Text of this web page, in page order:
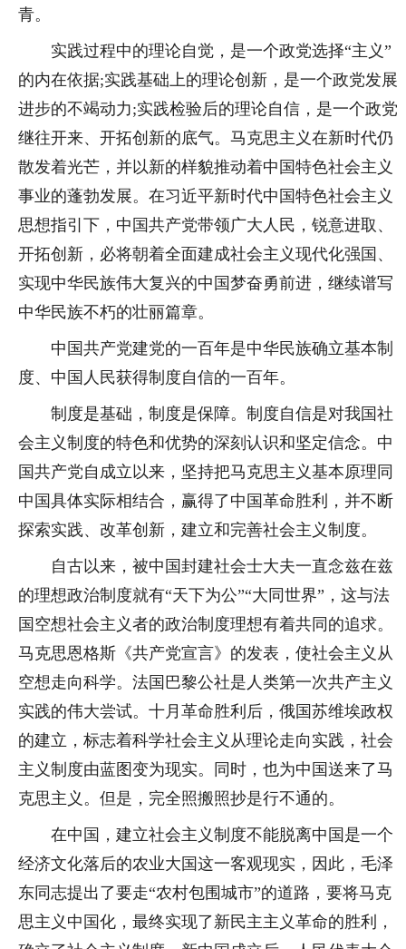
青。
实践过程中的理论自觉，是一个政党选择“主义”
的内在依据;实践基础上的理论创新，是一个政党发展
进步的不竭动力;实践检验后的理论自信，是一个政党
继往开来、开拓创新的底气。马克思主义在新时代仍
散发着光芒，并以新的样貌推动着中国特色社会主义
事业的蓬勃发展。在习近平新时代中国特色社会主义
思想指引下，中国共产党带领广大人民，锐意进取、
开拓创新，必将朝着全面建成社会主义现代化强国、
实现中华民族伟大复兴的中国梦奋勇前进，继续谱写
中华民族不朽的壮丽篇章。
中国共产党建党的一百年是中华民族确立基本制
度、中国人民获得制度自信的一百年。
制度是基础，制度是保障。制度自信是对我国社
会主义制度的特色和优势的深刻认识和坚定信念。中
国共产党自成立以来，坚持把马克思主义基本原理同
中国具体实际相结合，赢得了中国革命胜利，并不断
探索实践、改革创新，建立和完善社会主义制度。
自古以来，被中国封建社会士大夫一直念兹在兹
的理想政治制度就有“天下为公”“大同世界”，这与法
国空想社会主义者的政治制度理想有着共同的追求。
马克思恩格斯《共产党宣言》的发表，使社会主义从
空想走向科学。法国巴黎公社是人类第一次共产主义
实践的伟大尝试。十月革命胜利后，俄国苏维埃政权
的建立，标志着科学社会主义从理论走向实践，社会
主义制度由蓝图变为现实。同时，也为中国送来了马
克思主义。但是，完全照搬照抄是行不通的。
在中国，建立社会主义制度不能脱离中国是一个
经济文化落后的农业大国这一客观现实，因此，毛泽
东同志提出了要走“农村包围城市”的道路，要将马克
思主义中国化，最终实现了新民主主义革命的胜利，